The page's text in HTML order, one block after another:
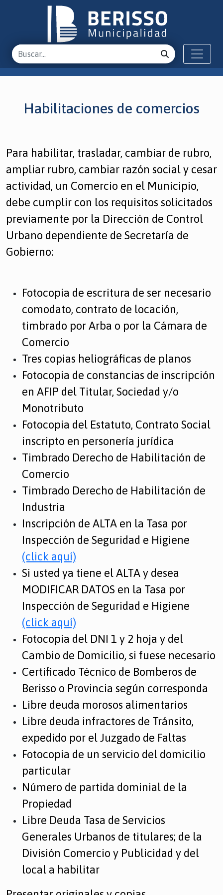
Habilitaciones de comercios
Para habilitar, trasladar, cambiar de rubro,
ampliar rubro, cambiar razón social y cesar
actividad, un Comercio en el Municipio,
debe cumplir con los requisitos solicitados
previamente por la Dirección de Control
Urbano dependiente de Secretaría de
Gobierno:
Fotocopia de escritura de ser necesario
comodato, contrato de locación,
timbrado por Arba o por la Cámara de
Comercio
Tres copias heliográficas de planos
Fotocopia de constancias de inscripción
en AFIP del Titular, Sociedad y/o
Monotributo
Fotocopia del Estatuto, Contrato Social
inscripto en personería jurídica
Timbrado Derecho de Habilitación de
Comercio
Timbrado Derecho de Habilitación de
Industria
Inscripción de ALTA en la Tasa por
Inspección de Seguridad e Higiene
(click aquí)
Si usted ya tiene el ALTA y desea
MODIFICAR DATOS en la Tasa por
Inspección de Seguridad e Higiene
(click aquí)
Fotocopia del DNI 1 y 2 hoja y del
Cambio de Domicilio, si fuese necesario
Certificado Técnico de Bomberos de
Berisso o Provincia según corresponda
Libre deuda morosos alimentarios
Libre deuda infractores de Tránsito,
expedido por el Juzgado de Faltas
Fotocopia de un servicio del domicilio
particular
Número de partida dominial de la
Propiedad
Libre Deuda Tasa de Servicios
Generales Urbanos de titulares; de la
División Comercio y Publicidad y del
local a habilitar